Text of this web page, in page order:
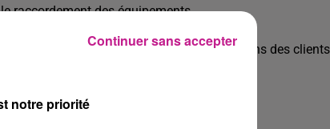
raccordement des équipements
proposer des solutions adaptées aux besoins des clients
l’utilisation des installations
sur les installations existantes
notre priorité
Continuer sans accepter